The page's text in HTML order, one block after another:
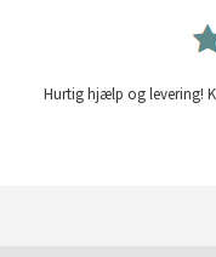
Hurtig hjælp og levering!